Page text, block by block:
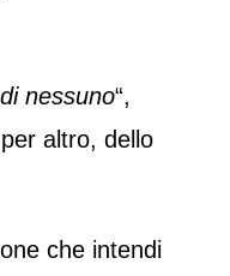
nessuno“,
altro, dello
che intendi